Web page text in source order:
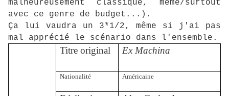
malheureusement classique, même/surtout
avec ce genre de budget...).
Ça lui vaudra un 3*1/2, même si j'ai pas
mal apprécié le scénario dans l'ensemble.
Titre original Ex Machina
Nationalité Américaine